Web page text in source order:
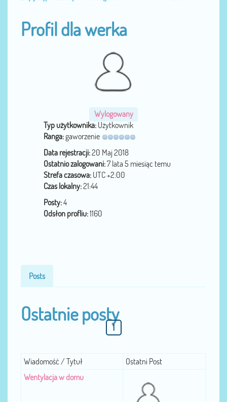
Profil dla werka
Wylogowany
Typ użytkownika: Użytkownik
Ranga:gaworzenie
Data rejestracji:20 Maj 2018
Ostatnio zalogowani:7 lata 5 miesiąc temu
Strefa czasowa: UTC +2:00
Czas lokalny:21:44
Posty:4
Odsłon profliu:1160
Posts
Ostatnie posty
1
Wiadomość / Tytuł Ostatni Post
Wentylacja w domu